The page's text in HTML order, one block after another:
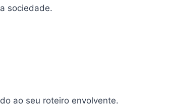
sociedade.
ao seu roteiro envolvente.